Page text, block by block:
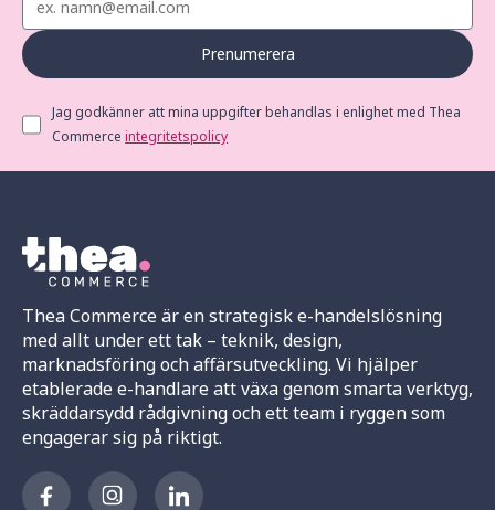
Prenumerera
Jag godkänner att mina uppgifter behandlas i enlighet med Thea
Commerceintegritetspolicy
Thea Commerce är en strategisk e-handelslösning
med allt under ett tak – teknik, design,
marknadsföring och affärsutveckling. Vi hjälper
etablerade e-handlare att växa genom smarta verktyg,
skräddarsydd rådgivning och ett team i ryggen som
engagerar sig på riktigt.